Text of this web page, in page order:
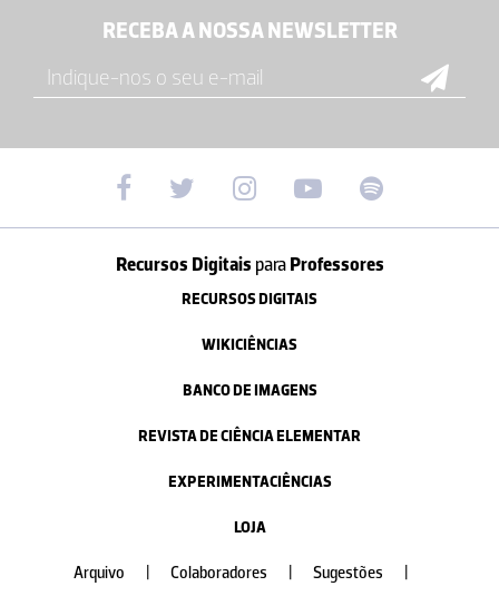
RECEBA A NOSSA NEWSLETTER
Recursos Digitais paraProfessores
RECURSOS DIGITAIS
WIKICIÊNCIAS
BANCO DE IMAGENS
REVISTA DE CIÊNCIA ELEMENTAR
EXPERIMENTACIÊNCIAS
LOJA
Arquivo Colaboradores Sugestões